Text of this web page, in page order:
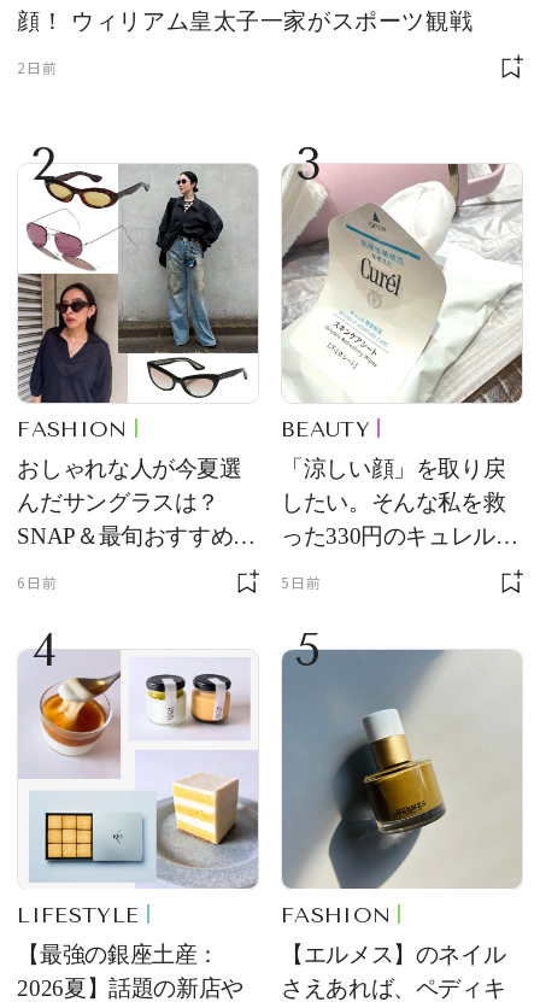
顔！ ウィリアム皇太子一家がスポーツ観戦
2日前
2
FASHION
おしゃれな人が今夏選
んだサングラスは？
SNAP＆最旬おすすめサ
6日前
3
BEAUTY
「涼しい顔」を取り戻
したい。そんな私を救
った330円のキュレル名
5日前
4
LIFESTYLE
【最強の銀座土産：
2026夏】話題の新店や
5
FASHION
【エルメス】のネイル
さえあれば、ペディキ